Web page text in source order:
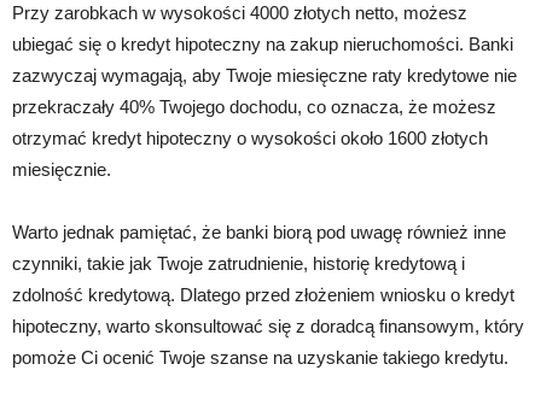
Przy zarobkach w wysokości 4000 złotych netto, możesz
ubiegać się o kredyt hipoteczny na zakup nieruchomości. Banki
zazwyczaj wymagają, aby Twoje miesięczne raty kredytowe nie
przekraczały 40% Twojego dochodu, co oznacza, że możesz
otrzymać kredyt hipoteczny o wysokości około 1600 złotych
miesięcznie.
Warto jednak pamiętać, że banki biorą pod uwagę również inne
czynniki, takie jak Twoje zatrudnienie, historię kredytową i
zdolność kredytową. Dlatego przed złożeniem wniosku o kredyt
hipoteczny, warto skonsultować się z doradcą finansowym, który
pomoże Ci ocenić Twoje szanse na uzyskanie takiego kredytu.